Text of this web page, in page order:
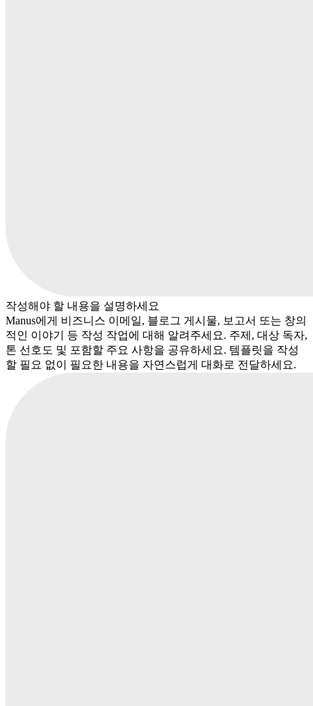
작성해야 할 내용을 설명하세요
Manus에게 비즈니스 이메일, 블로그 게시물, 보고서 또는 창의
적인 이야기 등 작성 작업에 대해 알려주세요. 주제, 대상 독자,
톤 선호도 및 포함할 주요 사항을 공유하세요. 템플릿을 작성
할 필요 없이 필요한 내용을 자연스럽게 대화로 전달하세요.